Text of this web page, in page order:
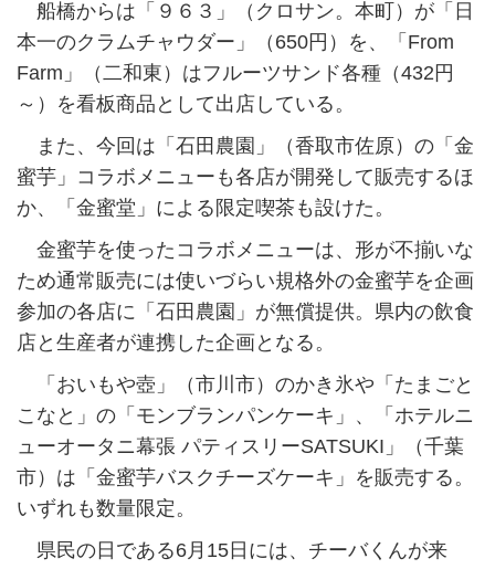
船橋からは「９６３」（クロサン。本町）が「日
本一のクラムチャウダー」（650円）を、「From
Farm」（二和東）はフルーツサンド各種（432円
～）を看板商品として出店している。
また、今回は「石田農園」（香取市佐原）の「金
蜜芋」コラボメニューも各店が開発して販売するほ
か、「金蜜堂」による限定喫茶も設けた。
金蜜芋を使ったコラボメニューは、形が不揃いな
ため通常販売には使いづらい規格外の金蜜芋を企画
参加の各店に「石田農園」が無償提供。県内の飲食
店と生産者が連携した企画となる。
「おいもや壺」（市川市）のかき氷や「たまごと
こなと」の「モンブランパンケーキ」、「ホテルニ
ューオータニ幕張 パティスリーSATSUKI」（千葉
市）は「金蜜芋バスクチーズケーキ」を販売する。
いずれも数量限定。
県民の日である6月15日には、チーバくんが来